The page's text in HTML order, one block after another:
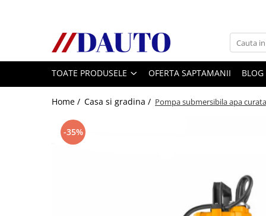
Toate Produsele
Bullbare, Suporti lumini camioane
Accesorii inox
TOATE PRODUSELE OFERTA SAPTAMANII BLOG
Home / Casa si gradina / Pompa submersibila apa
-35%